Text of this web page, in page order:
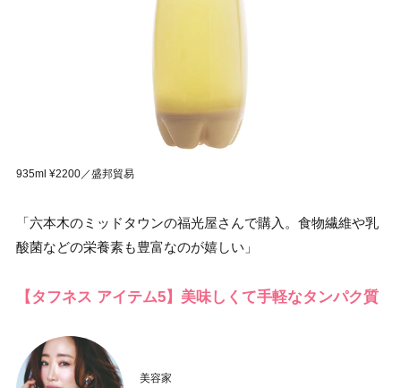
935ml ¥2200／盛邦貿易
「六本木のミッドタウンの福光屋さんで購入。食物繊維や乳
酸菌などの栄養素も豊富なのが嬉しい」
【タフネス アイテム5】美味しくて手軽なタンパク質
美容家